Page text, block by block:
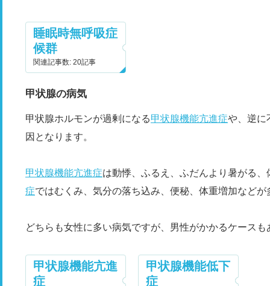
睡眠時無呼吸症
候群
関連記事数: 20記事
甲状腺の病気
甲状腺ホルモンが過剰になる甲状腺機能亢進症や、逆に
因となります。
甲状腺機能亢進症は動悸、ふるえ、ふだんより暑がる
症ではむくみ、気分の落ち込み、便秘、体重増加など
どちらも女性に多い病気ですが、男性がかかるケース
甲状腺機能亢進
症
甲状腺機能低下
症